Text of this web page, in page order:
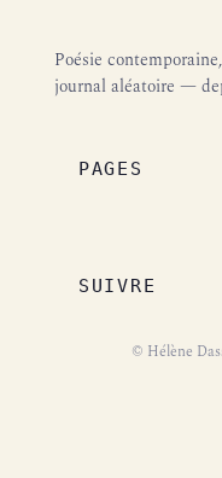
Poésie
journal aléatoire —
PAGES
SUIVRE
© Hélène